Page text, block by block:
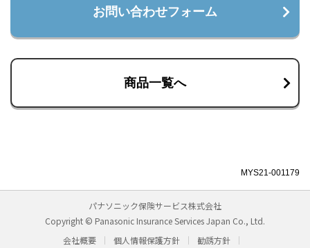
お問い合わせフォーム
商品一覧へ
MYS21-001179
パナソニック保険サービス株式会社
Copyright © Panasonic Insurance Services Japan Co., Ltd.
会社概要
個人情報保護方針 勧誘方針